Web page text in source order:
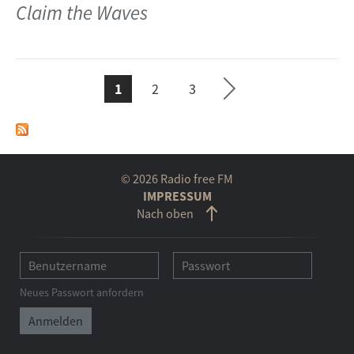
Claim the Waves
SEITEN
1 2 3
ächs
© 2026 Radio free FM
IMPRESSUM
Nach oben
Neues Passwort anfordern